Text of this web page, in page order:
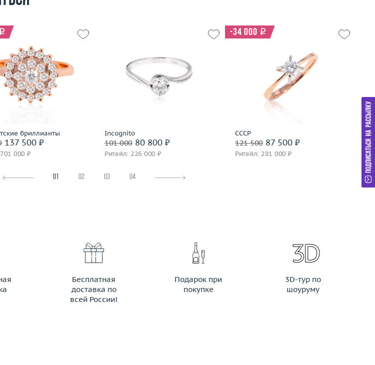
бриллианты
137 500 ₽
000 ₽
17
золото 585 пробы
Incognito
101 00080 800 ₽
Ритейл: 226 000 ₽
Вес (г)
Материал
золото 585 пробы
СССР
121 50087 500 ₽
Ритейл: 281 000 ₽
-34 000 i
золото 583 пробы
Подробнее
01 02 03 04
Бесплатная
доставка по
всей России!
Подарок при
покупке
3D-тур по
шоуруму